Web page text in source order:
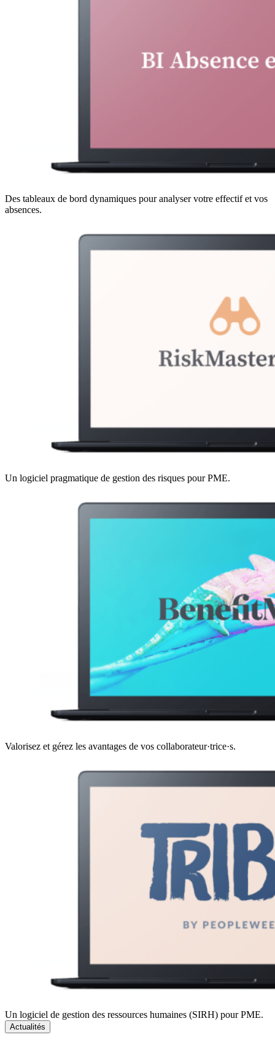
Des tableaux de bord dynamiques pour analyser votre effectif et vos
absences.
Un logiciel pragmatique de gestion des risques pour PME.
Valorisez et gérez les avantages de vos collaborateur·trice·s.
Un logiciel de gestion des ressources humaines (SIRH) pour PME.
Actualités